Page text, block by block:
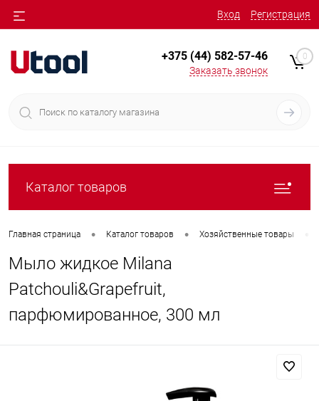
Вход Регистрация
+375 (44) 582-57-46
Заказать звонок
0
Каталог товаров
Главная страница • Каталог товаров • Хозяйственные товары
Мыло жидкое Milana
Patchouli&Grapefruit,
парфюмированное, 300 мл